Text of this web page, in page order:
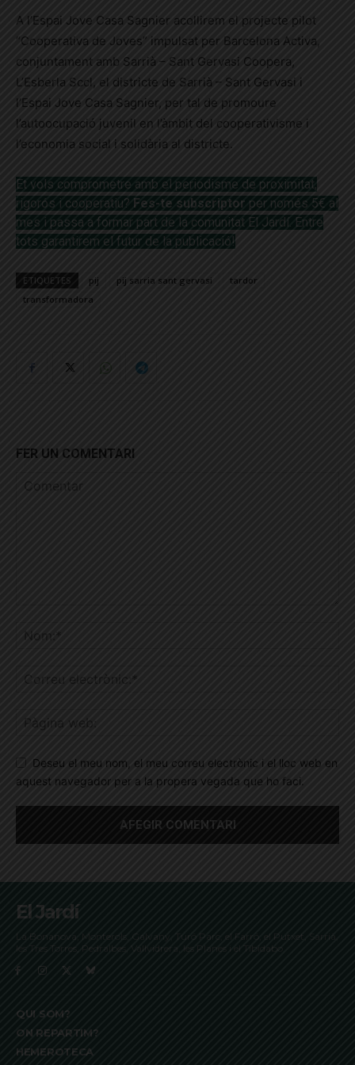
A l’Espai Jove Casa Sagnier acollirem el projecte pilot
“Cooperativa de Joves” impulsat per Barcelona Activa,
conjuntament amb Sarrià – Sant Gervasi Coopera,
L’Esberla Sccl, el districte de Sarrià – Sant Gervasi i
l’Espai Jove Casa Sagnier, per tal de promoure
l’autoocupació juvenil en l’àmbit del cooperativisme i
l’economia social i solidària al districte.
Et vols comprometre amb el periodisme de proximitat,
rigorós i cooperatiu? Fes-te subscriptor per només 5€ al
mes i passa a formar part de la comunitat El Jardí. Entre
tots garantirem el futur de la publicació!
ETIQUETES pij pij sarria sant gervasi
tardor
transformadora
FER UN COMENTARI
Deseu el meu nom, el meu correu electrònic i el lloc web en
aquest navegador per a la propera vegada que ho faci.
El Jardí
La Bonanova, Monterols, Galvany, Turó Parc, el Farró, el Putxet, Sarrià,
les Tres Torres, Pedralbes, Vallvidrera, les Planes i el Tibidabo
QUI SOM?
ON REPARTIM?
HEMEROTECA